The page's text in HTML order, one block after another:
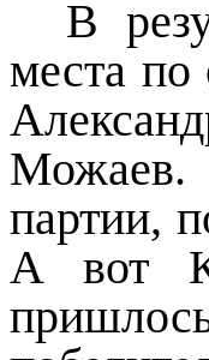
В
места
партии,
А вот